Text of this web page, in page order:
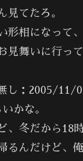
見てたろ。
形相になって
見舞いに行っ
し：2005/
かな。
、冬だから18
るんだけど、